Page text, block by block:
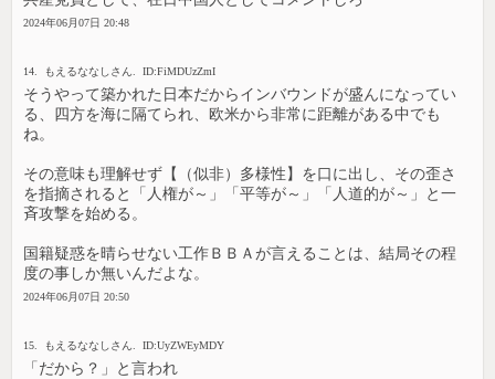
2024年06月07日 20:48
14. もえるななしさん. ID:FiMDUzZmI
そうやって築かれた日本だからインバウンドが盛んになってい
る、四方を海に隔てられ、欧米から非常に距離がある中でも
ね。
その意味も理解せず【（似非）多様性】を口に出し、その歪さ
を指摘されると「人権が～」「平等が～」「人道的が～」と一
斉攻撃を始める。
国籍疑惑を晴らせない工作ＢＢＡが言えることは、結局その程
度の事しか無いんだよな。
2024年06月07日 20:50
15. もえるななしさん. ID:UyZWEyMDY
「だから？」と言われ